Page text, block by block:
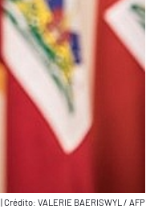
|Crédito: VALERIE BAERISWYL / AFP